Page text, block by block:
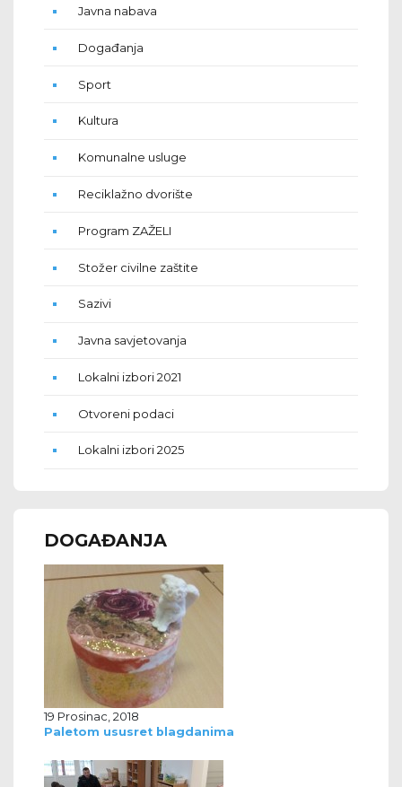
Javna nabava
Događanja
Sport
Kultura
Komunalne usluge
Reciklažno dvorište
Program ZAŽELI
Stožer civilne zaštite
Sazivi
Javna savjetovanja
Lokalni izbori 2021
Otvoreni podaci
Lokalni izbori 2025
DOGAĐANJA
19 Prosinac, 2018
Paletom ususret blagdanima